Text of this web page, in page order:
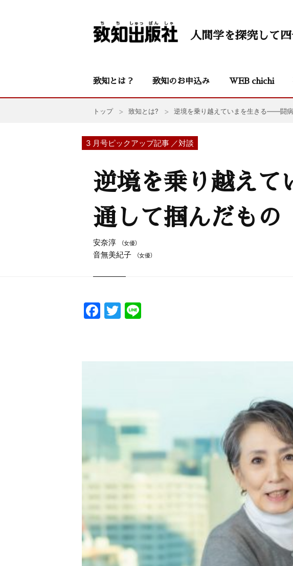
人間学を探究して
致知とは？ 致知のお申込み WEB chichi
トップ 致知とは? 逆境を乗り越えていまを生きる——闘
3 月号ピックアップ記事 ／対談
逆境を乗り越え
通して掴んだもの
安奈淳 （女優）
音無美紀子 （女優）
F
a
e
o
k
T
w
er